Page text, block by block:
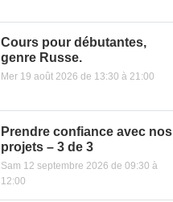
Cours pour débutantes,
genre Russe.
Mer 19 août 2026 de 13:30 à 21:00
Prendre confiance avec nos
projets – 3 de 3
Sam 12 septembre 2026 de 09:30 à
12:00